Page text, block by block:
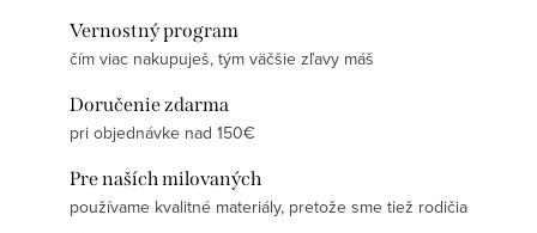
Vernostný program
čím viac nakupuješ, tým väčšie zľavy máš
Doručenie zdarma
pri objednávke nad 150€
Pre naších milovaných
používame kvalitné materiály, pretože sme tiež rodičia